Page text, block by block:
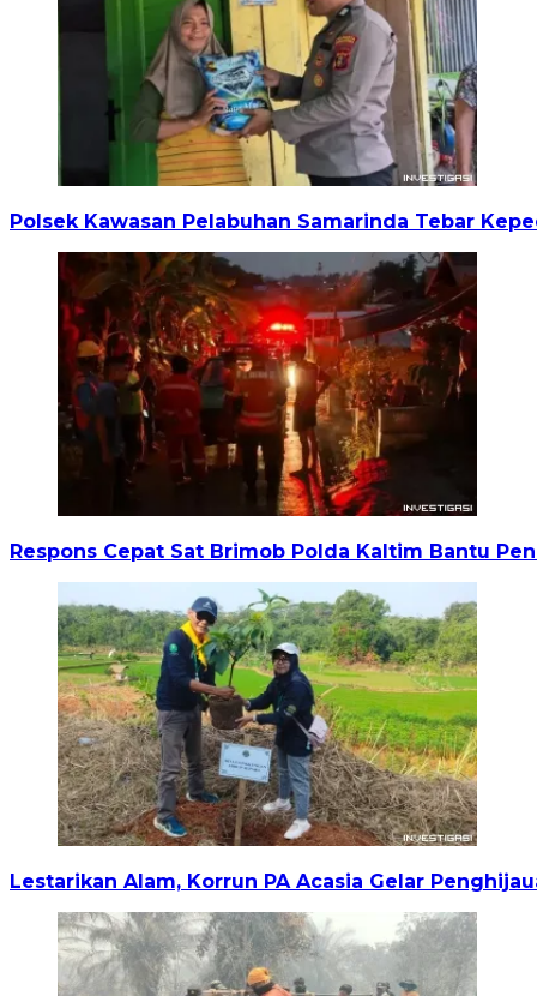
Polsek Kawasan Pelabuhan Samarinda Tebar
Respons Cepat Sat Brimob Polda Kaltim Bantu
Lestarikan Alam, Korrun PA Acasia Gelar